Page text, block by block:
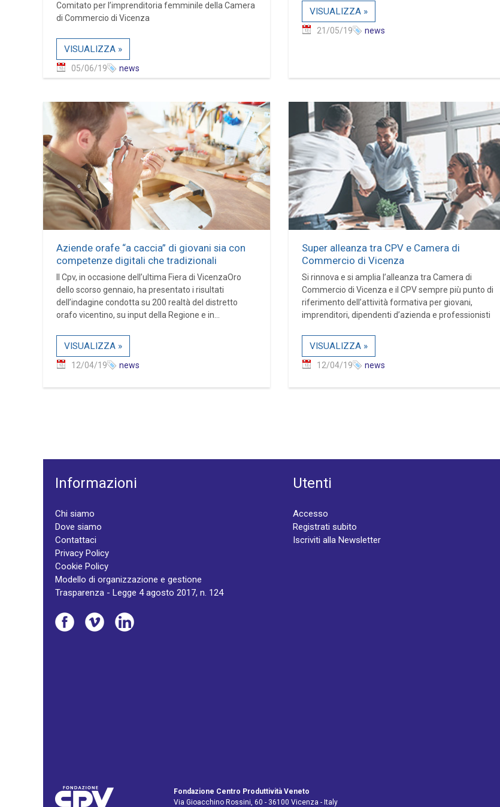
Comitato per l’imprenditoria femminile della Camera
di Commercio di Vicenza
VISUALIZZA »
05/06/19 news
VISUALIZZA »
21/05/19 news
Aziende orafe “a caccia” di giovani sia con
competenze digitali che tradizionali
Il Cpv, in occasione dell’ultima Fiera di VicenzaOro
dello scorso gennaio, ha presentato i risultati
dell’indagine condotta su 200 realtà del distretto
orafo vicentino, su input della Regione e in...
VISUALIZZA »
12/04/19 news
Super alleanza tra CPV e Camera di
Commercio di Vicenza
Si rinnova e si amplia l’alleanza tra Camera di
Commercio di Vicenza e il CPV sempre più punto di
riferimento dell’attività formativa per giovani,
imprenditori, dipendenti d’azienda e professionisti
VISUALIZZA »
12/04/19 news
Informazioni
Chi siamo
Dove siamo
Contattaci
Privacy Policy
Cookie Policy
Modello di organizzazione e gestione
Trasparenza - Legge 4 agosto 2017, n. 124
Utenti
Accesso
Registrati subito
Iscriviti alla Newsletter
Fondazione Centro Produttività Veneto
Via Gioacchino Rossini, 60 - 36100 Vicenza - Italy